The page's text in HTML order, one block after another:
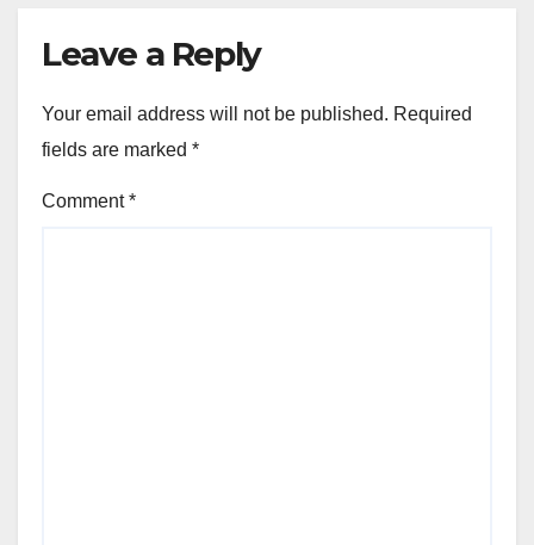
Leave a Reply
Your email address will not be published. Required
fields are marked *
Comment*